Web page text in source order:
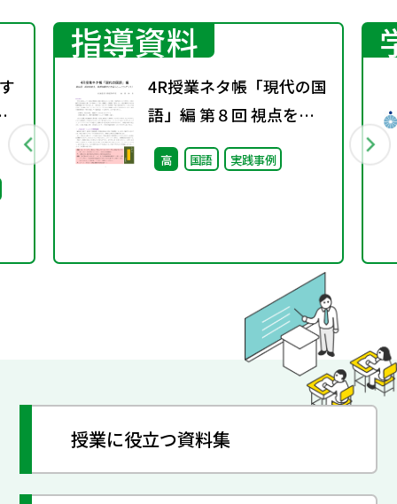
指導資料
4R授業ネタ帳「現代の国
語」編 第８回 視点を変
え、発想を豊かにするト
レーニング（１）
高 国語 実践事例
授業に役立つ資料集